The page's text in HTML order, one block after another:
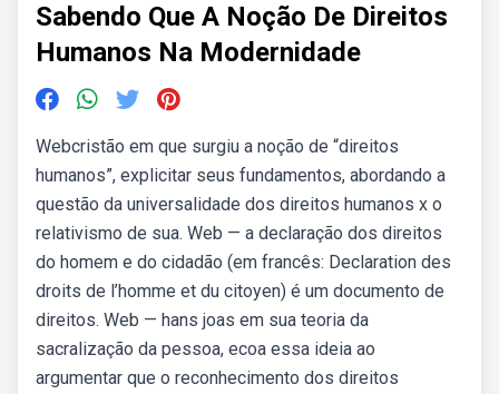
Sabendo Que A Noção De Direitos
Humanos Na Modernidade
Webcristão em que surgiu a noção de “direitos
humanos”, explicitar seus fundamentos, abordando a
questão da universalidade dos direitos humanos x o
relativismo de sua. Web — a declaração dos direitos
do homem e do cidadão (em francês: Declaration des
droits de l’homme et du citoyen) é um documento de
direitos. Web — hans joas em sua teoria da
sacralização da pessoa, ecoa essa ideia ao
argumentar que o reconhecimento dos direitos